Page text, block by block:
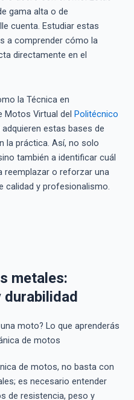
gama alta o de
cuenta. Estudiar estas
a comprender cómo la
directamente en el
la Técnica en
Motos Virtual del Politécnico
estas bases de
la práctica. Así, no solo
también a identificar cuál
reemplazar o reforzar una
calidad y profesionalismo.
metales:
de motos, no basta con
es necesario entender
de resistencia, peso y